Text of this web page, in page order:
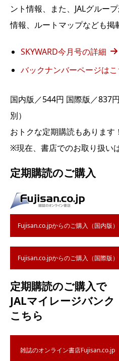
ント情報、また、JALグルー
情報、ルートマップなども掲
SKYWARD今月号の詳細
バックナンバーページはこ
国内版／544円 国際版／837
別）
おトクな定期購読もあります！
※現在、書店でのお取り扱い
定期購読のご購入
Fujisan.co.jpからのご購入（国内版）
Fujisan.co.jpからのご購入（国際版）
定期購読のご購入で
JALマイレージバンク
こちら
雑誌のオンライン書店Fujisan.co.jp